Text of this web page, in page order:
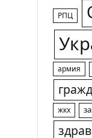
РПЦ
армия
жкх